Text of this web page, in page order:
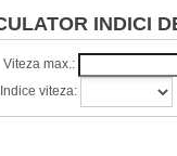
INDICI
Viteza max.:
Indice viteza: